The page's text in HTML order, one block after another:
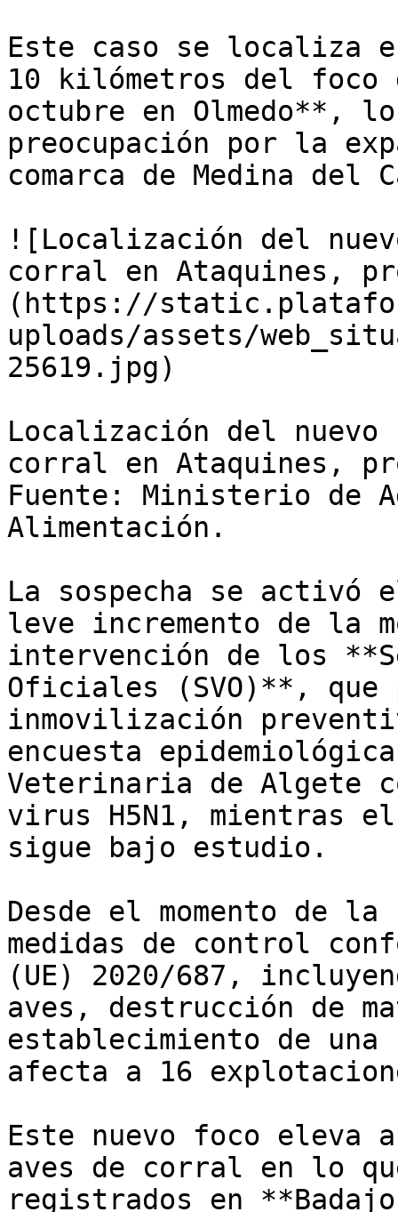
Este caso se localiza
10 kilómetros del foco
octubre en Olmedo**,
preocupación por la
comarca de Medina del
![Localización del
corral en Ataquines,
(https://
uploads/assets/
25619.jpg)
Localización del nuevo
corral en Ataquines,
Fuente: Ministerio de
Alimentación.
La sospecha se activó
leve incremento de la
intervención de los
Oficiales (SVO)**, que
inmovilización
encuesta
Veterinaria de Algete
virus H5N1, mientras
sigue bajo estudio.
Desde el momento de
medidas de control
(UE) 2020/687,
aves, destrucción de
establecimiento de
afecta a 16
Este nuevo foco eleva
aves de corral en lo
registrados en